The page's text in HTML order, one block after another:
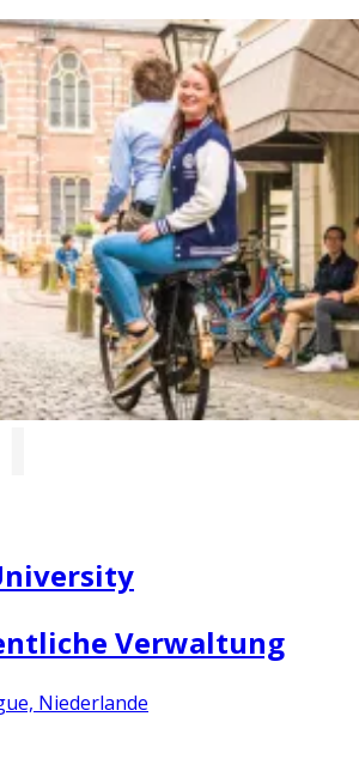
Verwaltung
Niederlande